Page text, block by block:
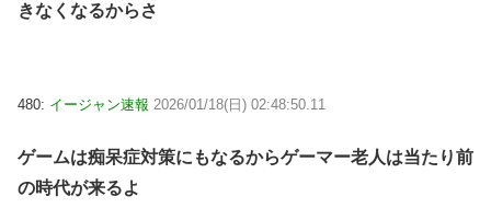
きなくなるからさ
480: イージャン速報 2026/01/18(日) 02:48:50.11
ゲームは痴呆症対策にもなるからゲーマー老人は当たり前
の時代が来るよ